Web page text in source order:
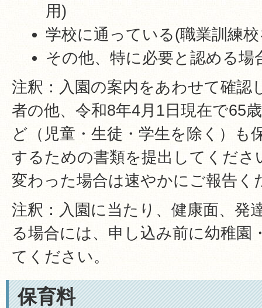
用)
学校に通っている(職業訓練
その他、特に必要と認める場
注釈：入園の案内をあわせて確認
者の他、令和8年4月1日現在で65
ど（児童・生徒・学生を除く）も
するための書類を提出してくださ
変わった場合は速やかにご報告く
注釈：入園に当たり、健康面、発
る場合には、申し込み前に幼稚園
てください。
保育料